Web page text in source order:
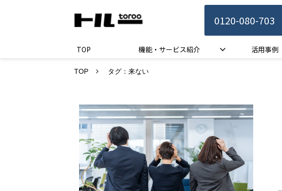
0120-080-703
TOP 機能・サービス紹介 活用事例
TOP タグ：来ない